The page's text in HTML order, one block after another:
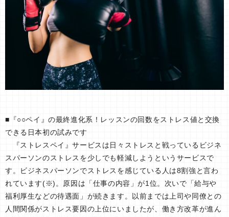
■『○○ペイ』の最終進化系！レッスンの回数をストレス値と交換
できる日本初の試みです
『ストレスペイ』サービスは日々ストレスと戦っているビジネ
スパーソンのストレスを少しでも軽減しようというサービスで
す。ビジネスパーソンでストレスを感じている人は8割強と言わ
れています(※)。原因は「仕事の内容」が1位。次いで「給与や
福利厚生などの待遇面」が続きます。以前までは上司や同僚との
人間関係がストレス要因の上位にいましたが、働き方改革が進ん